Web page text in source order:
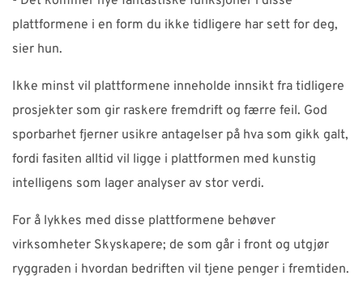
plattformene i en form du ikke tidligere har sett for deg,
sier hun.
Ikke minst vil plattformene inneholde innsikt fra tidligere
prosjekter som gir raskere fremdrift og færre feil. God
sporbarhet fjerner usikre antagelser på hva som gikk galt,
fordi fasiten alltid vil ligge i plattformen med kunstig
intelligens som lager analyser av stor verdi.
For å lykkes med disse plattformene behøver
virksomheter Skyskapere; de som går i front og utgjør
ryggraden i hvordan bedriften vil tjene penger i fremtiden.